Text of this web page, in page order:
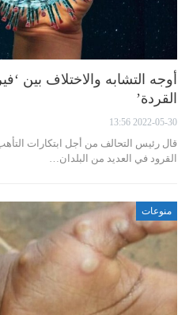
أوجه التشابه والاختلاف بين
القردة’
2022-05-30 13:56
قال رئيس التحالف من أجل ابتكارات
القرود في العديد من البلدان…
منوعات